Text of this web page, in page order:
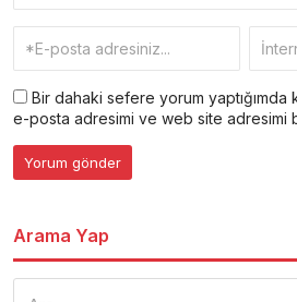
Bir dahaki sefere yorum yaptığımda
e-posta adresimi ve web site adresimi
Arama Yap